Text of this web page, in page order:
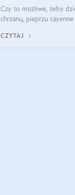
Czy to możliwe, żeby
chrzanu, pieprzu
że jest bezpieczny (
CZYTAJ